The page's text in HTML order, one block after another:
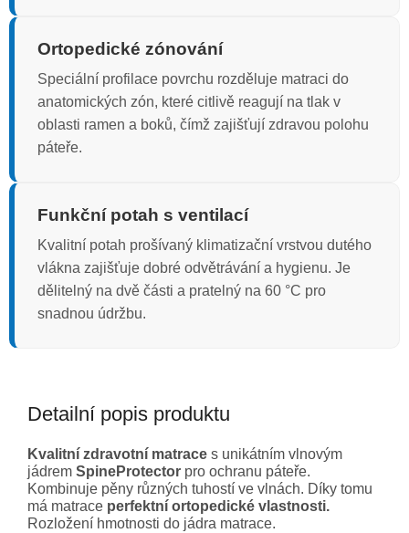
Ortopedické zónování
Speciální profilace povrchu rozděluje matraci do
anatomických zón, které citlivě reagují na tlak v
oblasti ramen a boků, čímž zajišťují zdravou polohu
páteře.
Funkční potah s ventilací
Kvalitní potah prošívaný klimatizační vrstvou dutého
vlákna zajišťuje dobré odvětrávání a hygienu. Je
dělitelný na dvě části a pratelný na 60 °C pro
snadnou údržbu.
Detailní popis produktu
Kvalitní zdravotní matrace s unikátním vlnovým
jádrem SpineProtector pro ochranu páteře.
Kombinuje pěny různých tuhostí ve vlnách. Díky tomu
má matrace perfektní ortopedické vlastnosti.
Rozložení hmotnosti do jádra matrace.